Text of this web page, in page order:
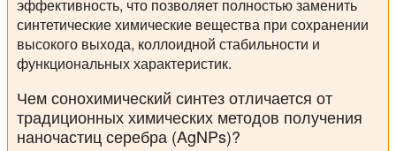
эффективность, что позволяет полностью заменить
синтетические химические вещества при сохранении
высокого выхода, коллоидной стабильности и
функциональных характеристик.
Чем сонохимический синтез отличается от
традиционных химических методов получения
наночастиц серебра (AgNPs)?